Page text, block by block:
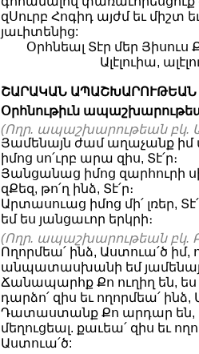
զՍուրբ Հոգիդ այժմ եւ միշտ
յաւիտենից:
Օրհնեալ Տէր մեր Յիսուս
Ալէլուիա,
ՇԱՐԱԿԱՆ ԱՊԱՇԽԱՐՈՒԹԵԱՆ
Օրհնութիւն
(Ողր. ապաշխարութեան բկ.
Յամենայն ժամ աղաչանք իմ
իմոց սո՛ւրբ արա զիս, Տէ՛ր։
Յանցանաց իմոց զարհուրի
զՔեզ, թո՛ղ ինձ, Տէ՛ր։
Արտասուաց իմոց մի՛ լռեր,
եմ ես յանցաւոր երկրի։
(Ողր. ապաշխարութեան բկ.
Ողորմեա՛ ինձ, Աստուա՛ծ իմ,
անպատասխանի եմ
Ճանապարհք Քո ուղիղ են, ես
դարձո՛ զիս եւ ողորմեա՛ ինձ,
Դատաստանք Քո արդար են,
մեղուցեալ. քաւեա՛ զիս եւ
Աստուա՛ծ: